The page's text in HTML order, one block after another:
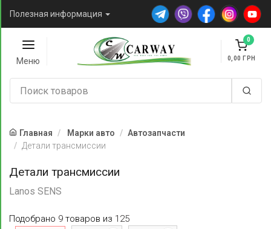
Полезная информация
Меню
0
0,00
Главная Марки авто
Автозапчасти
Детали трансмиссии
Детали трансмиссии
Lanos SENS
Подобрано 9 товаров из 125